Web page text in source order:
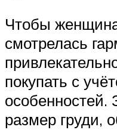
Чтобы
смотрелась
покупать с
особенностей.
размер груди,